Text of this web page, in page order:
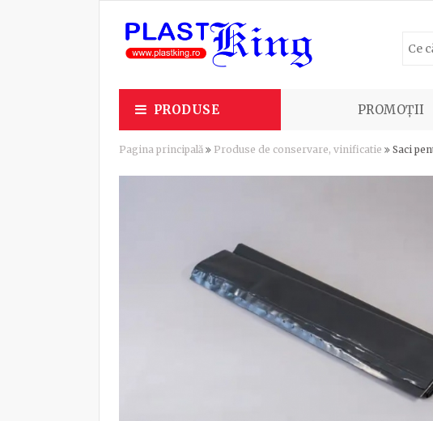
PRODUSE PROMOȚII
Pagina principală Produse de conservare, vinificatie Saci